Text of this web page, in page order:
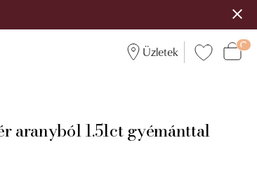
Üzletek
aranyból 1.51ct gyémánttal